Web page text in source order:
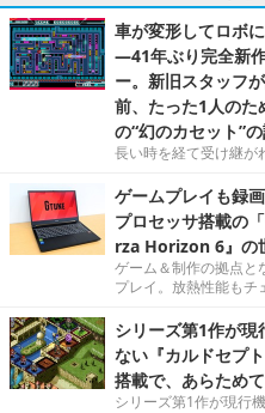
車が変形してロボ
―41年ぶり完全新
ー。新旧スタッフ
前、たった1人のた
の“幻のカセット”
長い時を経て受け継が
ゲームプレイも録
プロセッサ搭載の
rza Horizon 6』の
ゲーム＆制作の拠点と
プレイ。放熱性能もチ
シリーズ第1作が
ない『カルドセプ
搭載で、あらため
シリーズ第1作が現行